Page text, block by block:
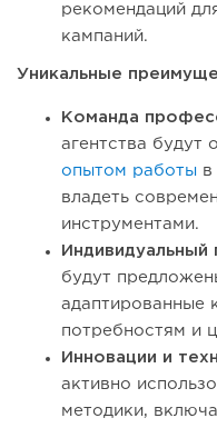
рекомендаций
кампаний.
Уникальные
Команда
агентства будут
опытом работы в
владеть
инструментами.
Индивидуальный
будут
адаптированные
потребностям и
Инновации и
активно
методики,